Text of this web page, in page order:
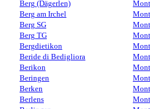
Berg (Dägerlen)
Berg am Irchel
Berg SG
Berg TG
Bergdietikon
Beride di Bedigliora
Berikon
Beringen
Berken
Berlens